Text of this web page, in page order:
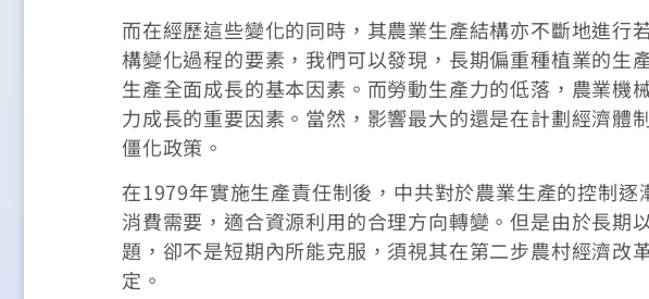
而在經歷這些變化的同時，其農業生產結構亦不斷地進行
構變化過程的要素，我們可以發現，長期偏重種植業的生
生產全面成長的基本因素。而勞動生產力的低落，農業機
力成長的重要因素。當然，影響最大的還是在計劃經濟體
僵化政策。
在1979年實施生產責任制後，中共對於農業生產的控制
消費需要，適合資源利用的合理方向轉變。但是由於長期
題，卻不是短期內所能克服，須視其在第二步農村經濟改
定。